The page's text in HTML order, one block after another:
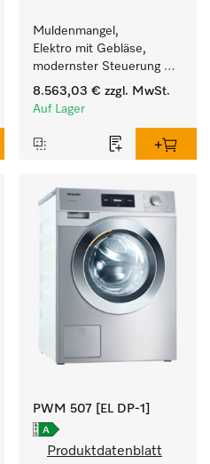
Muldenmangel,
Elektro mit Gebläse,
modernster Steuerung
und flexibler Bedienhöhe.
8.563,03 € zzgl. MwSt.
Auf Lager
PWM 507 [EL DP-1]
Produktdatenblatt